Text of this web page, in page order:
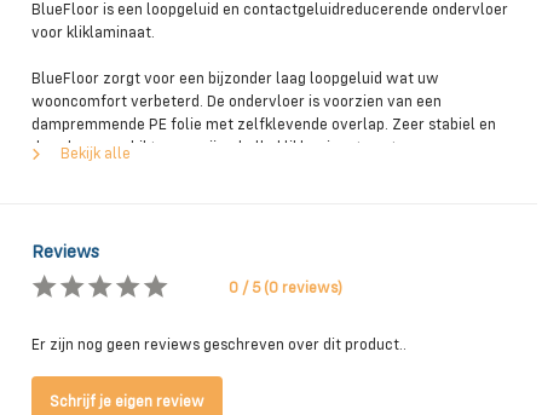
BlueFloor is een loopgeluid en contactgeluidreducerende ondervloer
voor kliklaminaat.
BlueFloor zorgt voor een bijzonder laag loopgeluid wat uw
wooncomfort verbeterd. De ondervloer is voorzien van een
dampremmende PE folie met zelfklevende overlap. Zeer stabiel en
daardoor geschikt voor vrijwel alle kliklaminaat-systemen.
Bekijk alle
Reviews
0 / 5 (0 reviews)
Er zijn nog geen reviews geschreven over dit product..
Schrijf je eigen review